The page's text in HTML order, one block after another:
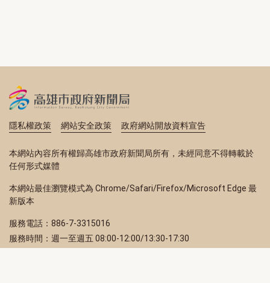
隱私權政策 網站安全政策 政府網站開放資料宣告
本網站內容所有權歸高雄市政府新聞局所有，未經同意不得轉載於
任何形式媒體
本網站最佳瀏覽模式為 Chrome/Safari/Firefox/Microsoft Edge 最
新版本
服務電話：886-7-3315016
服務時間：週一至週五 08:00-12:00/13:30-17:30